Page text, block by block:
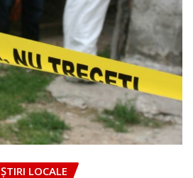
ȘTIRI LOCALE